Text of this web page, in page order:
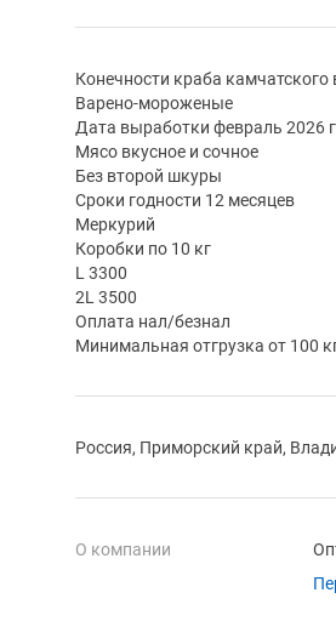
Конечности краба камчатского
Варено-мороженые
Дата выработки февраль 2026
Мясо вкусное и сочное
Без второй шкуры
Сроки годности 12 месяцев
Меркурий
Коробки по 10 кг
L 3300
2L 3500
Оплата нал/безнал
Минимальная отгрузка от 100
Россия, Приморский край,
О компании